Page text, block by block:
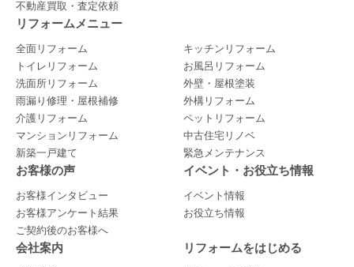
不動産買取・査定依頼
リフォームメニュー
全面リフォーム
キッチンリフォーム
トイレリフォーム
お風呂リフォーム
洗面所リフォーム
外壁・屋根塗装
雨漏り修理・屋根補修
外構リフォーム
介護リフォーム
ペットリフォーム
マンションリフォーム
中古住宅リノベ
新築一戸建て
緊急メンテナンス
お客様の声
お客様インタビュー
お客様アンケート結果
ご契約後のお客様へ
イベント・お役立ち情報
イベント情報
お役立ち情報
会社案内 リフォームをはじめる